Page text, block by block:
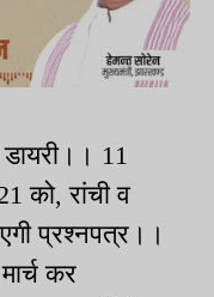
11
को, रांची व
प्रश्नपत्र।।
कर